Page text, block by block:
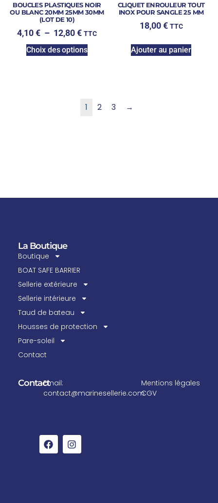
BOUCLES PLASTIQUES NOIR
OU BLANC 20MM 25MM 30MM
(LOT DE 10)
4,10€ – 12,80€ TTC
Choix des options
CLIQUET ENROULEUR TOUT
INOX POUR SANGLE 25 MM
18,00€ TTC
Ajouter au panier
1 2 3 →
La Boutique
Boutique
BOAT SAFE BARRIER
Sellerie extérieure
Sellerie intérieure
Taud de bateau
Housses de protection
Pare-soleil
Contact
ContactEmail:
contact@marinesellerie.com
Mentions légales
CGV